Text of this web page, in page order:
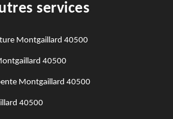
services
Montgaillard 40500
40500
Montgaillard 40500
40500